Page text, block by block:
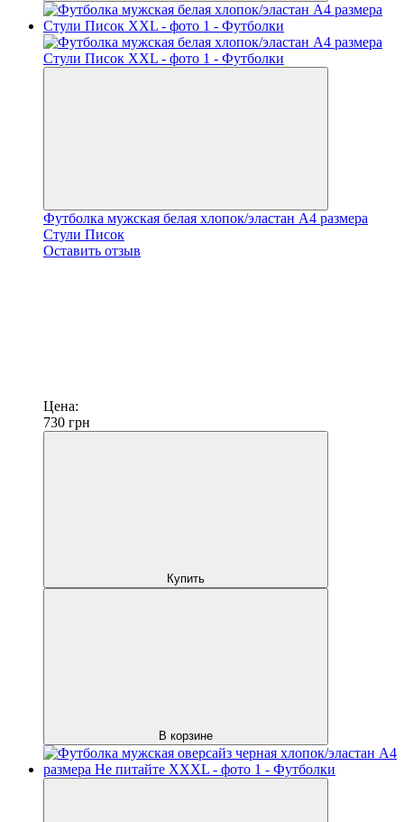
Футболка мужская белая хлопок/эластан А4 размера
Стули Писок
Оставить отзыв
Цена:
730 грн
Купить
В корзине